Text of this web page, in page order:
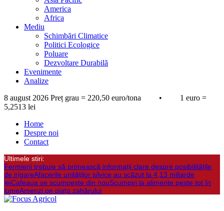
America
Africa
Mediu
Schimbări Climatice
Politici Ecologice
Poluare
Dezvoltare Durabilă
Evenimente
Analize
8 august 2026 Preț grau = 220,50 euro/tona • 1 euro =
5,2513 lei
Home
Despre noi
Contact
Ultimele stiri:
Fermierii trebuie să primească informații clare despre posibilitățile
de irigareAfacerile unităților silvice au scăzut la 4,13 miliarde
leiCafeaua se scumpește din nouScumpiri la alimente peste tot în
lumeAmenzi pe piața zahărului